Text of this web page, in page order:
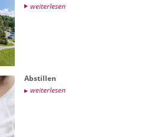
wei­ter­le­sen
Ab­stil­len
wei­ter­le­sen